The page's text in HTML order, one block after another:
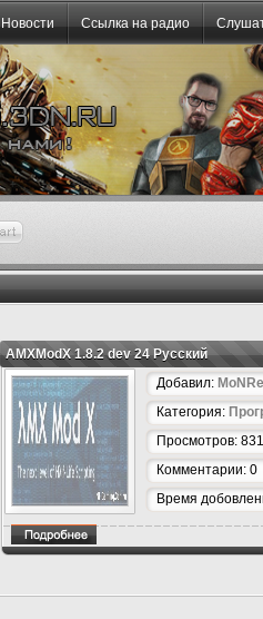
Новости Ссылка на радио
AMXModX 1.8.2 dev 24 Русский
Добавил:
Категория:
Просмотров: 831
Комментарии: 0
Время